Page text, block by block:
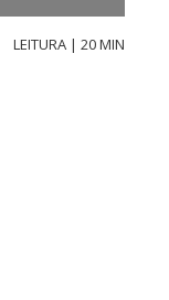
LEITURA | 20 MIN